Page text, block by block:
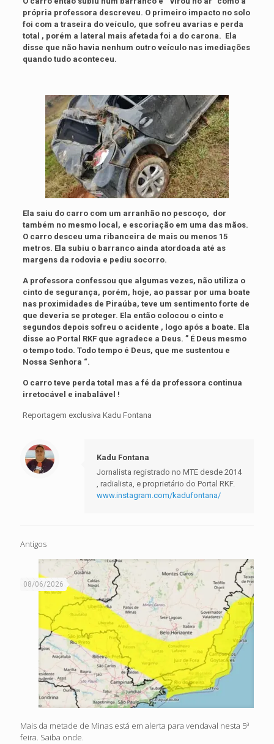
própria professora descreveu. O primeiro impacto no solo
foi com a traseira do veículo, que sofreu avarias e perda
total , porém a lateral mais afetada foi a do carona. Ela
disse que não havia nenhum outro veículo nas imediações
quando tudo aconteceu.
Ela saiu do carro com um arranhão no pescoço, dor
também no mesmo local, e escoriação em uma das mãos.
O carro desceu uma ribanceira de mais ou menos 15
metros. Ela subiu o barranco ainda atordoada até as
margens da rodovia e pediu socorro.
A professora confessou que algumas vezes, não utiliza o
cinto de segurança, porém, hoje, ao passar por uma boate
nas proximidades de Piraúba, teve um sentimento forte de
que deveria se proteger. Ela então colocou o cinto e
segundos depois sofreu o acidente , logo após a boate. Ela
disse ao Portal RKF que agradece a Deus. ” É Deus mesmo
o tempo todo. Todo tempo é Deus, que me sustentou e
Nossa Senhora “.
O carro teve perda total mas a fé da professora continua
irretocável e inabalável !
Reportagem exclusiva Kadu Fontana
Kadu Fontana
Jornalista registrado no MTE desde 2014
, radialista, e proprietário do Portal RKF.
www.instagram.com/kadufontana/
Antigos
08/06/2026
Mais da metade de Minas está em alerta para vendaval nesta 5ª
feira. Saiba onde.